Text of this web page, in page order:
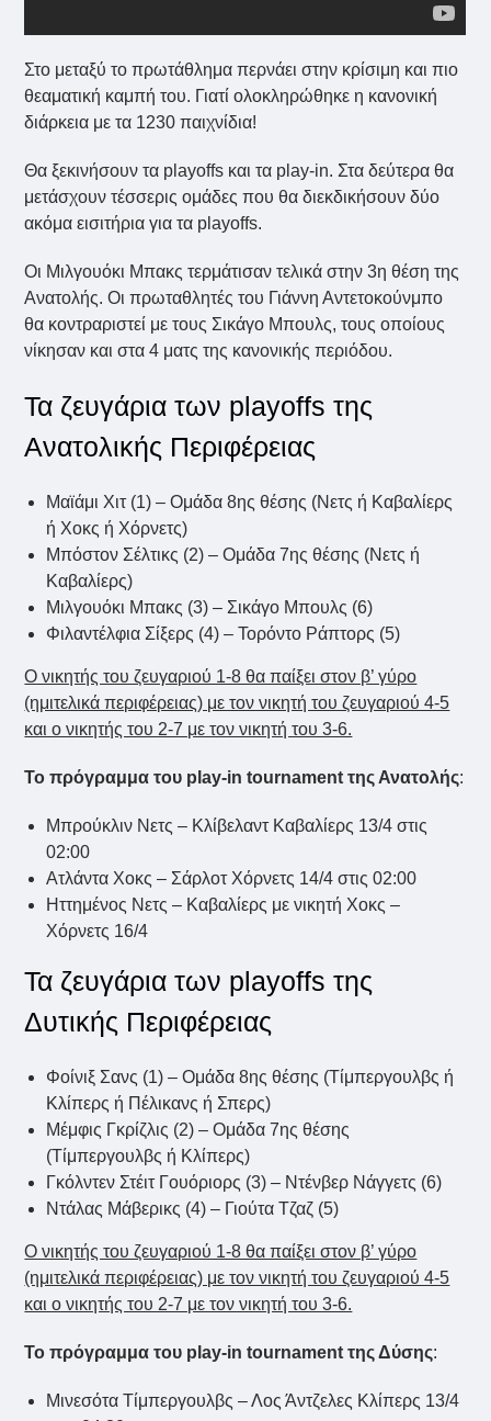
Στο μεταξύ το πρωτάθλημα περνάει στην κρίσιμη και πιο
θεαματική καμπή του. Γιατί ολοκληρώθηκε η κανονική
διάρκεια με τα 1230 παιχνίδια!
Θα ξεκινήσουν τα playoffs και τα play-in. Στα δεύτερα θα
μετάσχουν τέσσερις ομάδες που θα διεκδικήσουν δύο
ακόμα εισιτήρια για τα playoffs.
Οι Μιλγουόκι Μπακς τερμάτισαν τελικά στην 3η θέση της
Ανατολής. Οι πρωταθλητές του Γιάννη Αντετοκούνμπο
θα κοντραριστεί με τους Σικάγο Μπουλς, τους οποίους
νίκησαν και στα 4 ματς της κανονικής περιόδου.
Τα ζευγάρια των playoffs της
Ανατολικής Περιφέρειας
Μαϊάμι Χιτ (1) – Ομάδα 8ης θέσης (Νετς ή Καβαλίερς
ή Χοκς ή Χόρνετς)
Μπόστον Σέλτικς (2) – Ομάδα 7ης θέσης (Νετς ή
Καβαλίερς)
Μιλγουόκι Μπακς (3) – Σικάγο Μπουλς (6)
Φιλαντέλφια Σίξερς (4) – Τορόντο Ράπτορς (5)
Ο νικητής του ζευγαριού 1-8 θα παίξει στον β’ γύρο
(ημιτελικά περιφέρειας) με τον νικητή του ζευγαριού 4-5
και ο νικητής του 2-7 με τον νικητή του 3-6.
Το πρόγραμμα του play-in tournament της Ανατολής:
Μπρούκλιν Νετς – Κλίβελαντ Καβαλίερς 13/4 στις
02:00
Ατλάντα Χοκς – Σάρλοτ Χόρνετς 14/4 στις 02:00
Ηττημένος Νετς – Καβαλίερς με νικητή Χοκς –
Χόρνετς 16/4
Τα ζευγάρια των playoffs της
Δυτικής Περιφέρειας
Φοίνιξ Σανς (1) – Ομάδα 8ης θέσης (Τίμπεργουλβς ή
Κλίπερς ή Πέλικανς ή Σπερς)
Μέμφις Γκρίζλις (2) – Ομάδα 7ης θέσης
(Τίμπεργουλβς ή Κλίπερς)
Γκόλντεν Στέιτ Γουόριορς (3) – Ντένβερ Νάγγετς (6)
Ντάλας Μάβερικς (4) – Γιούτα Τζαζ (5)
Ο νικητής του ζευγαριού 1-8 θα παίξει στον β’ γύρο
(ημιτελικά περιφέρειας) με τον νικητή του ζευγαριού 4-5
και ο νικητής του 2-7 με τον νικητή του 3-6.
Το πρόγραμμα του play-in tournament της Δύσης:
Μινεσότα Τίμπεργουλβς – Λος Άντζελες Κλίπερς 13/4